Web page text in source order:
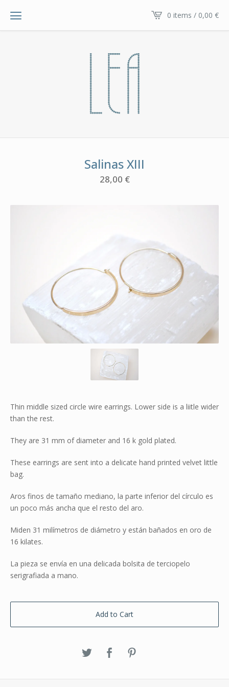
0 items / 0,00 €
Salinas XIII
28,00 €
Thin middle sized circle wire earrings. Lower side is a liitle wider
than the rest.
They are 31 mm of diameter and 16 k gold plated.
These earrings are sent into a delicate hand printed velvet little
bag.
Aros finos de tamaño mediano, la parte inferior del círculo es
un poco más ancha que el resto del aro.
Miden 31 milímetros de diámetro y están bañados en oro de
16 kilates.
La pieza se envía en una delicada bolsita de terciopelo
serigrafiada a mano.
Add to Cart